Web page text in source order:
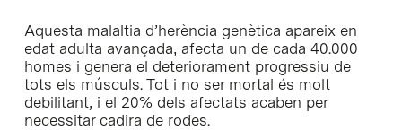
Aquesta malaltia d’herència genètica apareix en
edat adulta avançada, afecta un de cada 40.000
homes i genera el deteriorament progressiu de
tots els músculs. Tot i no ser mortal és molt
debilitant, i el 20% dels afectats acaben per
necessitar cadira de rodes.